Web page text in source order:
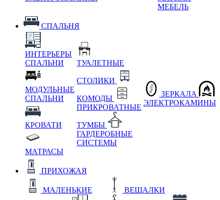
МЕБЕЛЬ
СПАЛЬНЯ
ИНТЕРЬЕРЫ
СПАЛЬНИ
МОДУЛЬНЫЕ
СПАЛЬНИ
КРОВАТИ
МАТРАСЫ
ТУАЛЕТНЫЕ
СТОЛИКИ
КОМОДЫ
ПРИКРОВАТНЫЕ
ТУМБЫ
ГАРДЕРОБНЫЕ
СИСТЕМЫ
ЗЕРКАЛА
ЭЛЕКТРОКАМИНЫ
ПРИХОЖАЯ
МАЛЕНЬКИЕ ВЕШАЛКИ